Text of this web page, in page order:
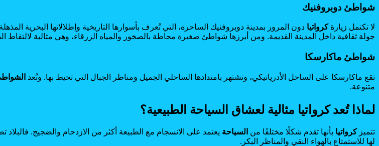
شواطئ دوبروفنيك
لا تكتمل زيارةكرواتيا دون المرور بمدينة دوبروفنيك الساحرة، التي تُعرف بأسوارها التاريخية وإطلالاتها البحرية
جولة ثقافية داخل المدينة القديمة. ومن أبرزها شواطئ صغيرة محاطة بالصخور والمياه الزرقاء، وهي مثالية لالتقاط
شواطئ ماكارسكا
تقع ماكارسكا على الساحل الأدرياتيكي، وتشتهر بامتدادها الساحلي الجميل ومناظر الجبال التي تحيط بها. وتُعد
متنوعة.
لماذا تُعد كرواتيا مثالية لعشاق السياحة الطبيعية؟
تتميزكرواتيا بأنها تقدم شكلًا مختلفًا من السياحة يعتمد على الانسجام مع الطبيعة أكثر من الازدحام والضجيج.
لها للاستمتاع بالهواء النقي والمناظر البكر.